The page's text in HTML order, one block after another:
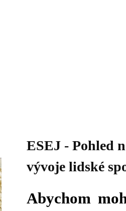
ESEJ - Pohled
vývoje lidské
Abychom